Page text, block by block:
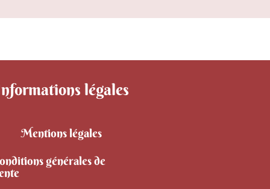
légales
Mentions légales
générales de